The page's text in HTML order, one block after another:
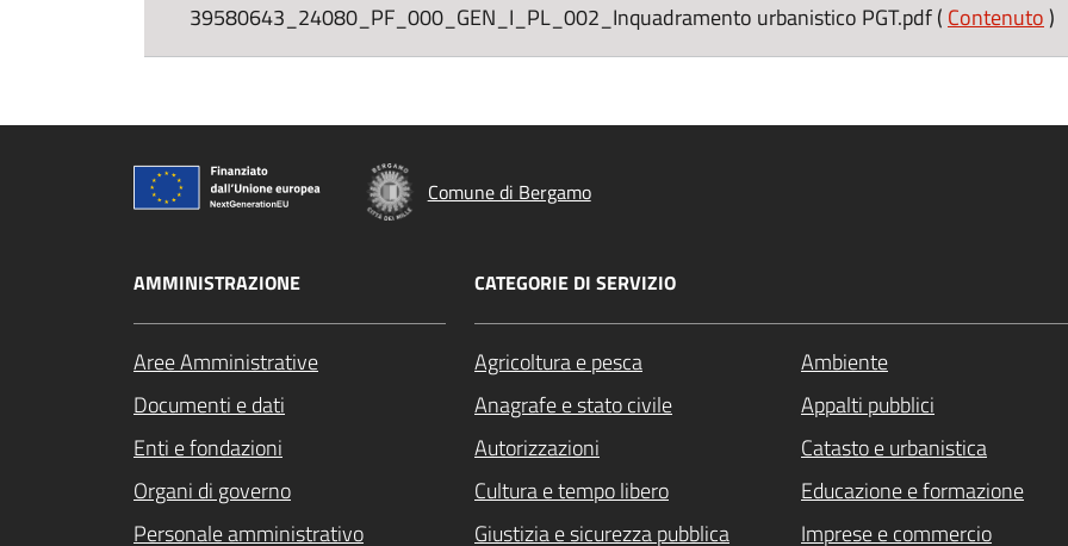
39580643_24080_PF_000_GEN_I_PL_002_Inquadramento urbanistico PGT.pdf ( Contenuto)
Comune di Bergamo
AMMINISTRAZIONE
Aree Amministrative
Documenti e dati
Enti e fondazioni
Organi di governo
Personale amministrativo
CATEGORIE DI SERVIZIO
Agricoltura e pesca
Ambiente
Anagrafe e stato civile
Appalti pubblici
Autorizzazioni
Catasto e urbanistica
Cultura e tempo libero
Educazione e formazione
Giustizia e sicurezza pubblica
Imprese e commercio